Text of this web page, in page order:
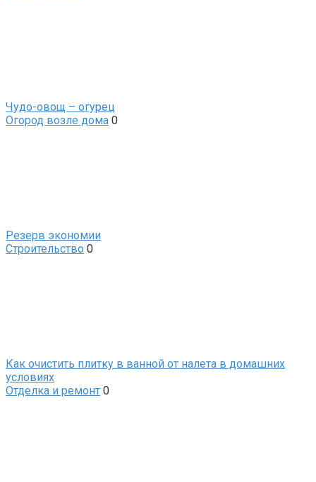
Чудо-овощ – огурец
Огород возле дома 0
Резерв экономии
Строительство 0
Как очистить плитку в ванной от налета в домашних
условиях
Отделка и ремонт 0